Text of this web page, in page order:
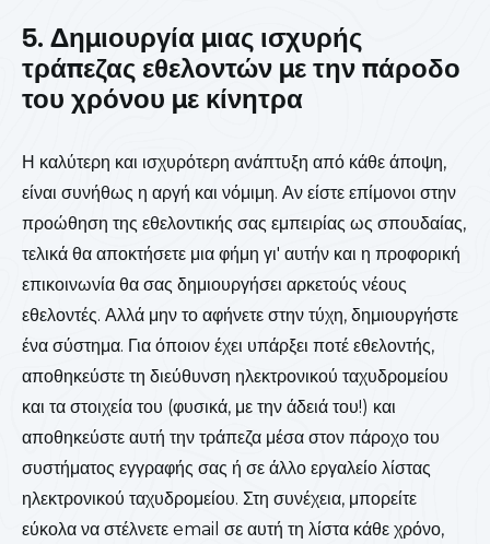
5. Δημιουργία μιας ισχυρής
τράπεζας εθελοντών με την πάροδο
του χρόνου με κίνητρα
Η καλύτερη και ισχυρότερη ανάπτυξη από κάθε άποψη,
είναι συνήθως η αργή και νόμιμη. Αν είστε επίμονοι στην
προώθηση της εθελοντικής σας εμπειρίας ως σπουδαίας,
τελικά θα αποκτήσετε μια φήμη γι' αυτήν και η προφορική
επικοινωνία θα σας δημιουργήσει αρκετούς νέους
εθελοντές. Αλλά μην το αφήνετε στην τύχη, δημιουργήστε
ένα σύστημα. Για όποιον έχει υπάρξει ποτέ εθελοντής,
αποθηκεύστε τη διεύθυνση ηλεκτρονικού ταχυδρομείου
και τα στοιχεία του (φυσικά, με την άδειά του!) και
αποθηκεύστε αυτή την τράπεζα μέσα στον πάροχο του
συστήματος εγγραφής σας ή σε άλλο εργαλείο λίστας
ηλεκτρονικού ταχυδρομείου. Στη συνέχεια, μπορείτε
εύκολα να στέλνετε email σε αυτή τη λίστα κάθε χρόνο,